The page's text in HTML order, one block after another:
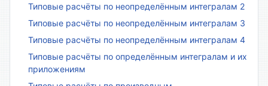
Типовые расчёты по неопределённым интегралам 2
Типовые расчёты по неопределённым интегралам 3
Типовые расчёты по неопределённым интегралам 4
Типовые расчёты по определённым интегралам и их
приложениям